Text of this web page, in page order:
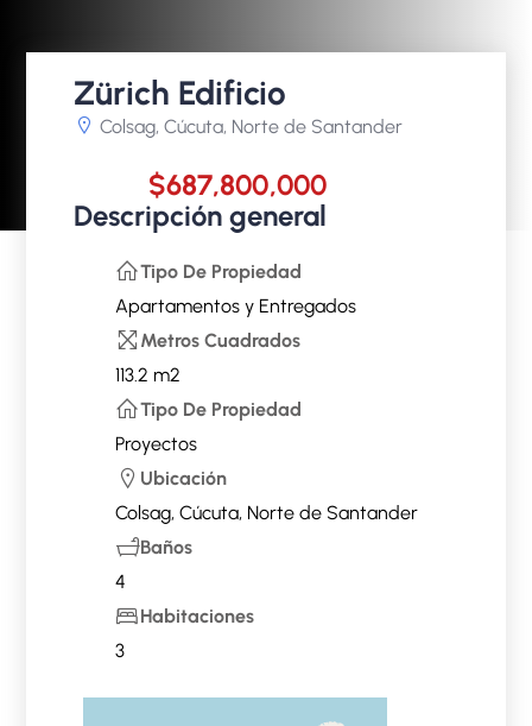
Zürich Edificio
Colsag, Cúcuta, Norte de Santander
$687,800,000
Descripción general
Tipo De Propiedad
Apartamentosy Entregados
Metros Cuadrados
113.2 m2
Tipo De Propiedad
Proyectos
Ubicación
Colsag, Cúcuta, Norte de Santander
Baños
4
Habitaciones
3